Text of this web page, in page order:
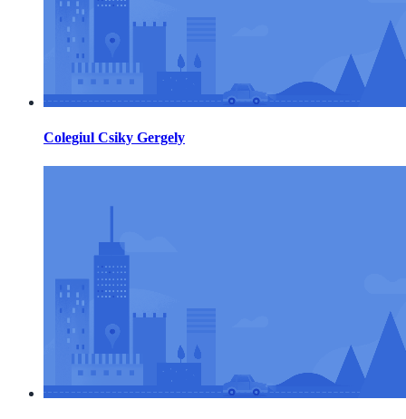
Colegiul Csiky Gergely